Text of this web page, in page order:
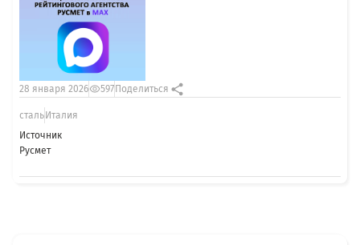
Источник
Русмет
28 января 2026 597 Поделиться
сталь Италия